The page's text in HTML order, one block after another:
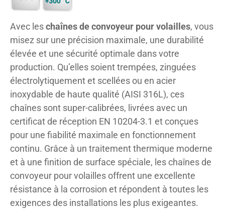
Avec leschaînes de convoyeur pour volailles, vous
misez sur une précision maximale, une durabilité
élevée et une sécurité optimale dans votre
production. Qu’elles soient trempées, zinguées
électrolytiquement et scellées ou en acier
inoxydable de haute qualité (AISI 316L), ces
chaînes sont super-calibrées, livrées avec un
certificat de réception EN 10204-3.1 et conçues
pour une fiabilité maximale en fonctionnement
continu. Grâce à un traitement thermique moderne
et à une finition de surface spéciale, les chaînes de
convoyeur pour volailles offrent une excellente
résistance à la corrosion et répondent à toutes les
exigences des installations les plus exigeantes.